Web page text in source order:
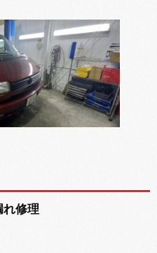
れ修理